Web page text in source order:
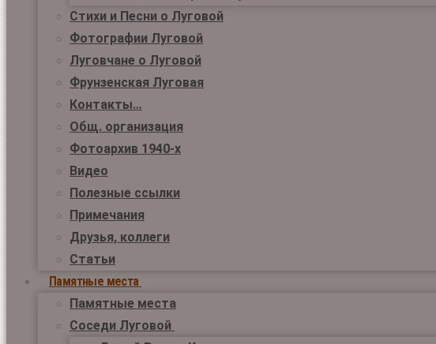
Стихи и Песни о Луговой
Фотографии Луговой
Луговчане о Луговой
Фрунзенская Луговая
Контакты…
Общ. организация
Фотоархив 1940-х
Видео
Полезные ссылки
Примечания
Друзья, коллеги
Статьи
Памятные места
Памятные места
Соседи Луговой